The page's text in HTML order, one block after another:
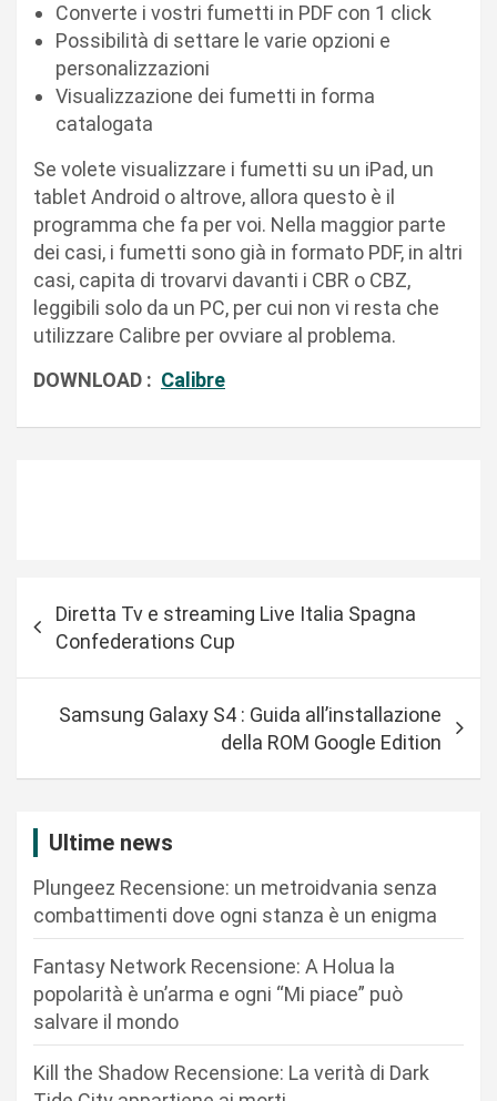
Converte i vostri fumetti in PDF con 1 click
Possibilità di settare le varie opzioni e
personalizzazioni
Visualizzazione dei fumetti in forma
catalogata
Se volete visualizzare i fumetti su un iPad, un
tablet Android o altrove, allora questo è il
programma che fa per voi. Nella maggior parte
dei casi, i fumetti sono già in formato PDF, in altri
casi, capita di trovarvi davanti i CBR o CBZ,
leggibili solo da un PC, per cui non vi resta che
utilizzare Calibre per ovviare al problema.
DOWNLOAD : Calibre
a
Diretta Tv e streaming Live Italia Spagna
Confederations Cup
Samsung Galaxy S4 : Guida all’installazione
della ROM Google Edition
Ultime news
Plungeez Recensione: un metroidvania senza
combattimenti dove ogni stanza è un enigma
Fantasy Network Recensione: A Holua la
popolarità è un’arma e ogni “Mi piace” può
salvare il mondo
Kill the Shadow Recensione: La verità di Dark